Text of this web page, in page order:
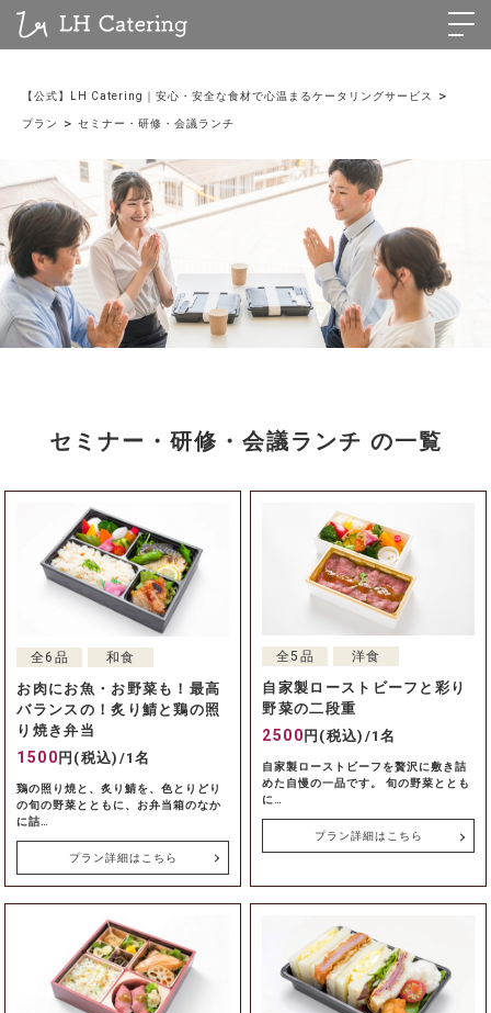
【公式】LH Catering｜安心・安全な食材で心温まるケータリングサービス >
プラン > セミナー・研修・会議ランチ
セミナー・研修・会議ランチ の一覧
全6品 和食
お肉にお魚・お野菜も！最高
バランスの！炙り鯖と鶏の照
り焼き弁当
1500円(税込)/1名
鶏の照り焼と、炙り鯖を、色とりどり
の旬の野菜とともに、お弁当箱のなか
に詰…
プラン詳細はこちら
全5品 洋食
自家製ローストビーフと彩り
野菜の二段重
2500 円(税込)/1名
自家製ローストビーフを贅沢に敷き詰
めた自慢の一品です。 旬の野菜ととも
に…
プラン詳細はこちら